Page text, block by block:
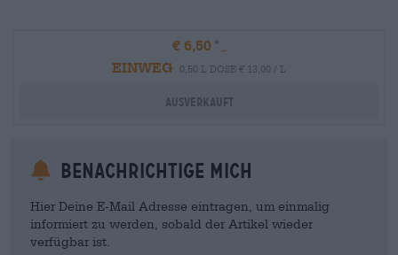
€ 6,50
EINWEG
0,50 L DOSE € 13,00 / L
Ausverkauft
Benachrichtige mich
Hier Deine E-Mail Adresse eintragen, um einmalig
informiert zu werden, sobald der Artikel wieder
verfügbar ist.